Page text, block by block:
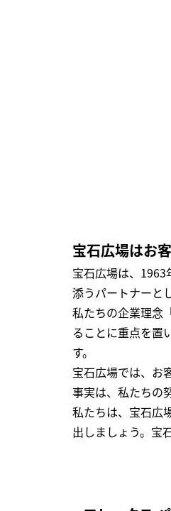
宝石広場はお
宝石広場は、1963
添うパートナーと
私たちの企業理念
ることに重点を置
す。
宝石広場では、お
事実は、私たちの
私たちは、宝石広
出しましょう。宝